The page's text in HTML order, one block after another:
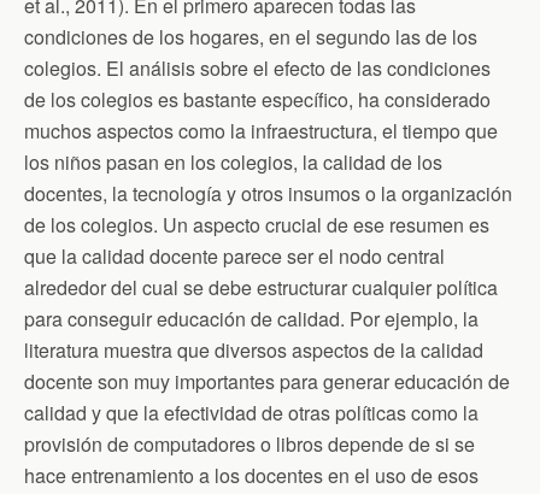
condiciones de los hogares, en el segundo las de los
colegios. El análisis sobre el efecto de las condiciones
de los colegios es bastante específico, ha considerado
muchos aspectos como la infraestructura, el tiempo que
los niños pasan en los colegios, la calidad de los
docentes, la tecnología y otros insumos o la organización
de los colegios. Un aspecto crucial de ese resumen es
que la calidad docente parece ser el nodo central
alrededor del cual se debe estructurar cualquier política
para conseguir educación de calidad. Por ejemplo, la
literatura muestra que diversos aspectos de la calidad
docente son muy importantes para generar educación de
calidad y que la efectividad de otras políticas como la
provisión de computadores o libros depende de si se
hace entrenamiento a los docentes en el uso de esos